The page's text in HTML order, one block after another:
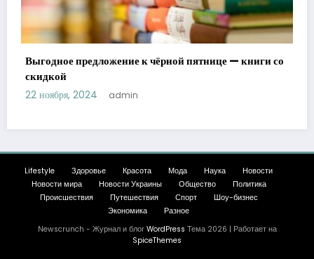
Выгодное предложение к чёрной пятнице — книги со
скидкой
22 ноября, 2024 admin
Lifestyle Здоровье Красота Мода Наука
Новости
Новости мира
Новости Украины Общество
Политика
Происшествия
Путешествия Спорт
Шоу-бизнес
Экономика
Разное
Newscrunch - Журнал и блог WordPress Тема 2026 | Работает на
SpiceThemes